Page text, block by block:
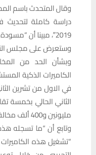
وقال المتحدث باسم
2019″، مبينا أن
وستعرض على مجلس
وبشأن الحد من
الكاميرات الذكية
في الاول من تشرين
الثاني الحالي بخمسة
مليونين و400 ألف مخالفة”.
وتابع أن “ما تسجله
“تشغيل هذه